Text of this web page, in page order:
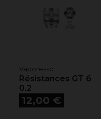
Vaporesso
Résistances GT 6
0.2
Prix
12,00 €